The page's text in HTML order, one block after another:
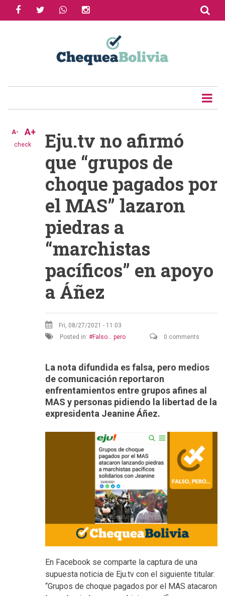
facebooktwitter whatsapp
check
A- A+
Eju.tv no afirmó
que “grupos de
choque pagados por
el MAS” lazaron
piedras a
“marchistas
pacíficos” en apoyo
a Áñez
Fri, 08/27/2021 - 11:03
Posted in:
Falso... pero 0 comments
La nota difundida es falsa, pero medios
de comunicación reportaron
enfrentamientos entre grupos afines al
MAS y personas pidiendo la libertad de la
expresidenta Jeanine Áñez.
En Facebook se comparte la captura de una
supuesta noticia de Eju.tv con el siguiente titular:
“Grupos de choque pagados por el MAS atacaron